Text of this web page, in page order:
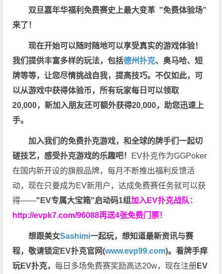
双旦嘉年华福利免费赛史上最大变革 ”免费体验场”
来了！
现在开始可以随时随地可以享受真实的游戏体验！
我们提供丰富多样的玩法，包括德州扑克、奥马哈、短
牌等等，让您尽情挑战自我，提高技巧。不仅如此， 可
以从游戏中获得体验币，所有玩家每日可以领取
20,000，新加入朋友还可额外获得20,000，助您迅速上
手。
加入我们的免费扑克游戏，和全球的牌手们一起切
磋技艺，感受扑克游戏的乐趣吧！ EV扑克作为GGPoker
在国内新开设的旗舰品牌，每月不断推出福利反馈活
动，现在只要成为EV新用户，达成免费赛任务就可以获
得——"EV专属大宝箱"启动码1组加入EV扑克战队：
http://evpk7.com/96088再送4张免费门票！
想跟美女Sashimi一起玩，想知道最新资讯与赛
程，敬请锁定EV扑克官网(www.evp99.com)。看牌手痒
玩EV扑克，每日多场免费赛奖励高达20w，现在注册EV